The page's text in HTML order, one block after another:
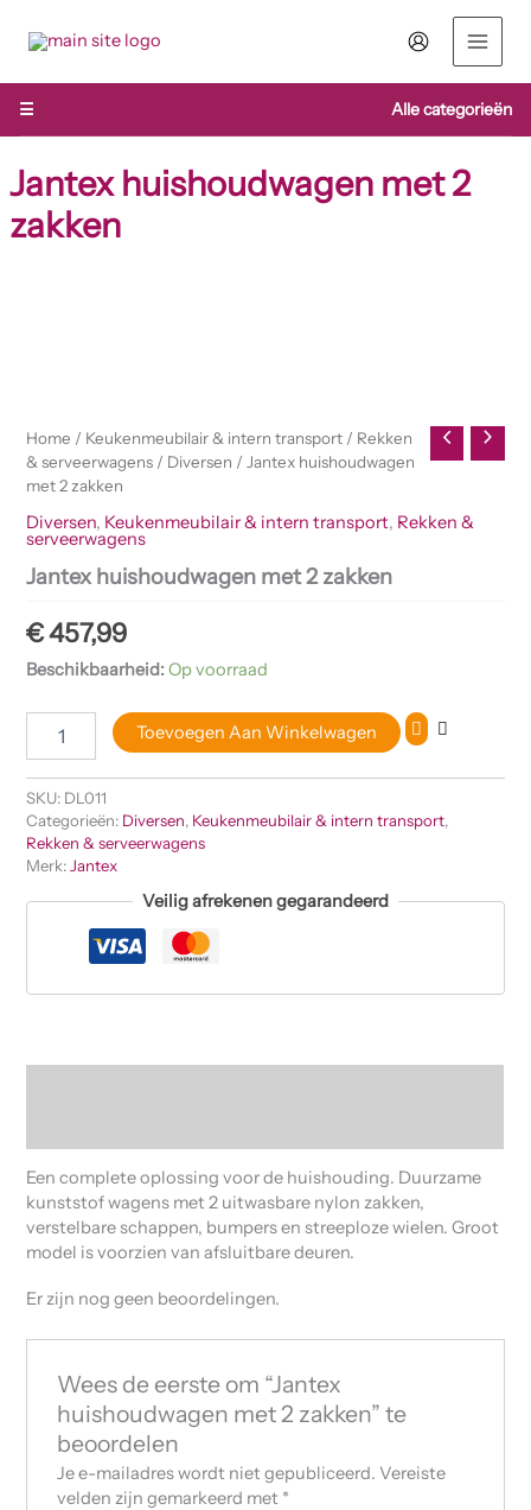
naar
inhoud
☰
Alle categorieën
Jantex huishoudwagen met 2
zakken
Home / Keukenmeubilair & intern transport / Rekken
& serveerwagens / Diversen / Jantex huishoudwagen
met 2 zakken
Diversen, Keukenmeubilair & intern transport, Rekken &
serveerwagens
Jantex huishoudwagen met 2 zakken
€457,99
Beschikbaarheid:Op voorraad
Toevoegen Aan Winkelwagen
SKU: DL011
Categorieën: Diversen, Keukenmeubilair & intern transport,
Rekken & serveerwagens
Merk: Jantex
Veilig afrekenen gegarandeerd
Een complete oplossing voor de huishouding. Duurzame
kunststof wagens met 2 uitwasbare nylon zakken,
verstelbare schappen, bumpers en streeploze wielen. Groot
model is voorzien van afsluitbare deuren.
Er zijn nog geen beoordelingen.
Wees de eerste om “Jantex
huishoudwagen met 2 zakken” te
beoordelen
Je e-mailadres wordt niet gepubliceerd. Vereiste
velden zijn gemarkeerd met *